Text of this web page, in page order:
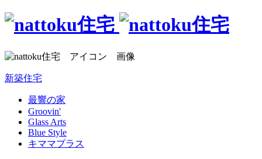
新築住宅
最響の家
Groovin'
Glass Arts
Blue Style
キママプラス